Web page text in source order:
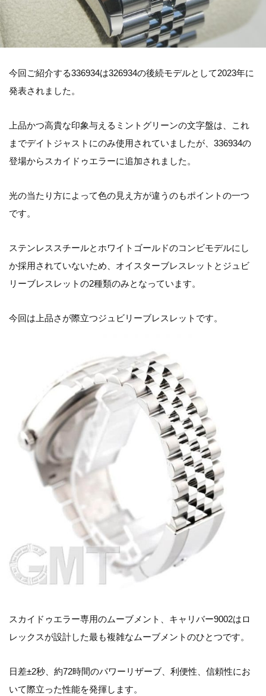
今回ご紹介する336934は326934の後続モデルとして2023年に
発表されました。
上品かつ高貴な印象与えるミントグリーンの文字盤は、これ
までデイトジャストにのみ使用されていましたが、336934の
登場からスカイドゥエラーに追加されました。
光の当たり方によって色の見え方が違うのもポイントの一つ
です。
ステンレススチールとホワイトゴールドのコンビモデルにし
か採用されていないため、オイスターブレスレットとジュビ
リーブレスレットの2種類のみとなっています。
今回は上品さが際立つジュビリーブレスレットです。
スカイドゥエラー専用のムーブメント、キャリバー9002はロ
レックスが設計した最も複雑なムーブメントのひとつです。
日差±2秒、約72時間のパワーリザーブ、利便性、信頼性にお
いて際立った性能を発揮します。